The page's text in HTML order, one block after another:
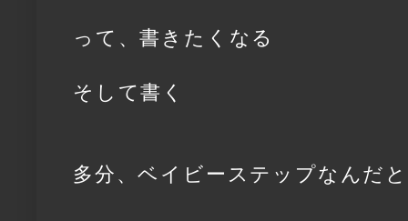
って、書きたくなる
そして書く
多分、ベイビーステップなんだ